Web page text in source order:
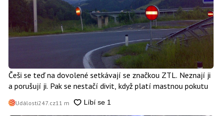
Češi se teď na dovolené setkávají se značkou ZTL. Neznají ji
a porušují ji. Pak se nestačí divit, když platí mastnou pokutu
Události247.cz11 m